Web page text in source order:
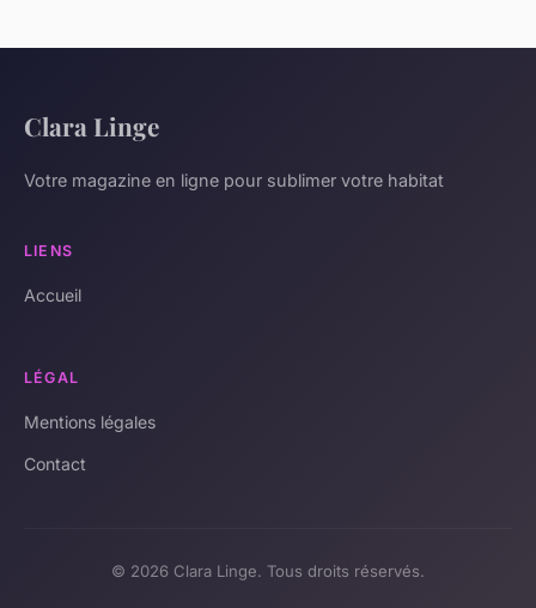
Clara Linge
Votre magazine en ligne pour sublimer votre habitat
LIENS
Accueil
LÉGAL
Mentions légales
Contact
© 2026 Clara Linge. Tous droits réservés.